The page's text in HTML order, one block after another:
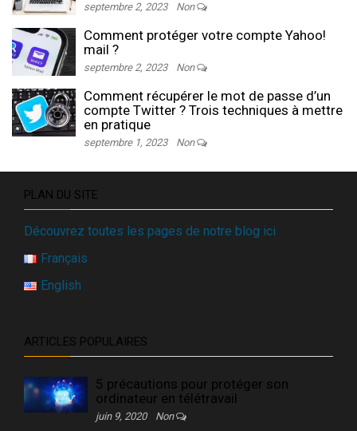
septembre 2, 2023 Non
Comment protéger votre compte Yahoo!
mail ?
septembre 2, 2023 Non
Comment récupérer le mot de passe d’un
compte Twitter ? Trois techniques à mettre
en pratique
septembre 1, 2023 Non
PLAN DU SITE
Découvrez toutes les pages de notre blog ici
Français
English
ARTICLES POPULAIRES
5 précautions pour protéger son
ordinateur en télétravail
juin 9, 2020 Non